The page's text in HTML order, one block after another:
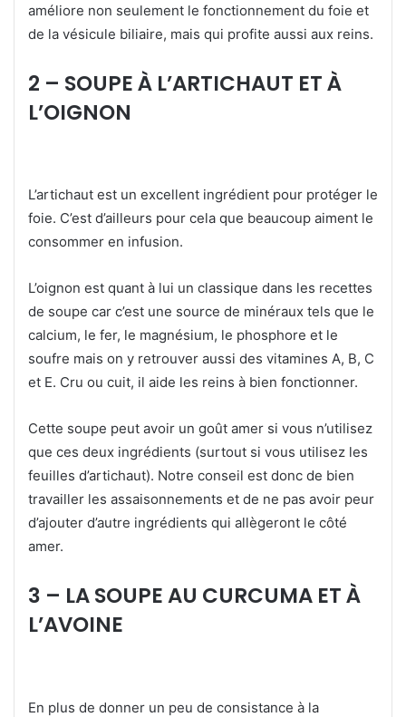
améliore non seulement le fonctionnement du foie et
de la vésicule biliaire, mais qui profite aussi aux reins.
2 – SOUPE À L’ARTICHAUT ET À
L’OIGNON
L’artichaut est un excellent ingrédient pour protéger le
foie. C’est d’ailleurs pour cela que beaucoup aiment le
consommer en infusion.
L’oignon est quant à lui un classique dans les recettes
de soupe car c’est une source de minéraux tels que le
calcium, le fer, le magnésium, le phosphore et le
soufre mais on y retrouver aussi des vitamines A, B, C
et E. Cru ou cuit, il aide les reins à bien fonctionner.
Cette soupe peut avoir un goût amer si vous n’utilisez
que ces deux ingrédients (surtout si vous utilisez les
feuilles d’artichaut). Notre conseil est donc de bien
travailler les assaisonnements et de ne pas avoir peur
d’ajouter d’autre ingrédients qui allègeront le côté
amer.
3 – LA SOUPE AU CURCUMA ET À
L’AVOINE
En plus de donner un peu de consistance à la